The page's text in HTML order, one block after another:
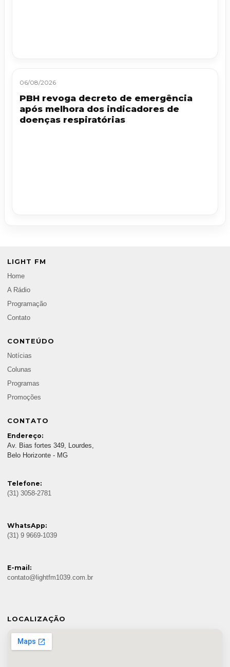
06/08/2026
PBH revoga decreto de emergência
após melhora dos indicadores de
doenças respiratórias
LIGHT FM
Home
A Rádio
Programação
Contato
CONTEÚDO
Notícias
Colunas
Programas
Promoções
CONTATO
Endereço:
Av. Bias fortes 349, Lourdes,
Belo Horizonte - MG
Telefone:
(31) 3058-2781
WhatsApp:
(31) 9 9669-1039
E-mail:
contato@lightfm1039.com.br
LOCALIZAÇÃO